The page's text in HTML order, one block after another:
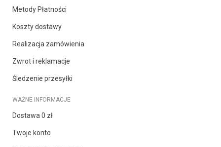
Metody Płatności
Koszty dostawy
Realizacja zamówienia
Zwrot i reklamacje
Śledzenie przesyłki
WAŻNE INFORMACJE
Dostawa 0 zł
Twoje konto